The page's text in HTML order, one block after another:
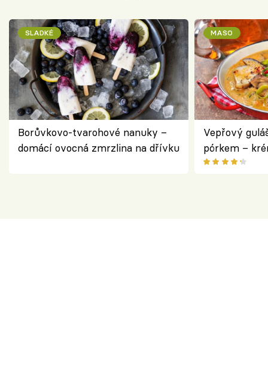
SLADKÉ
Borůvkovo-tvarohové nanuky –
domácí ovocná zmrzlina na dřívku
MASO
Vepřový
pórkem –
pokrm z